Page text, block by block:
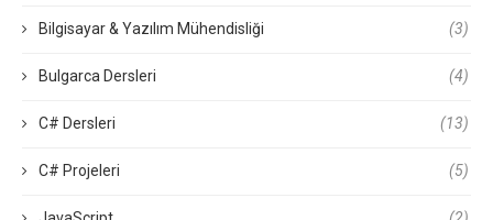
Bilgisayar & Yazılım Mühendisliği (3)
Bulgarca Dersleri (4)
C# Dersleri (13)
C# Projeleri (5)